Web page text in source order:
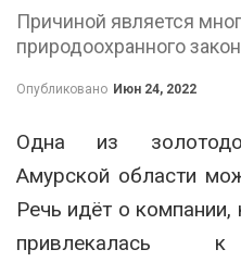
Причиной является
природоохранного
Опубликовано Июн 24, 2022
Одна из
Амурской области
Речь идёт о
привлекалась к